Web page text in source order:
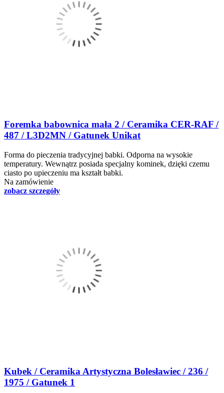
Foremka babownica mała 2 / Ceramika CER-RAF /
487 / L3D2MN / Gatunek Unikat
Forma do pieczenia tradycyjnej babki. Odporna na wysokie
temperatury. Wewnątrz posiada specjalny kominek, dzięki czemu
ciasto po upieczeniu ma kształt babki.
Na zamówienie
zobacz szczegóły
Kubek / Ceramika Artystyczna Bolesławiec / 236 /
1975 / Gatunek 1